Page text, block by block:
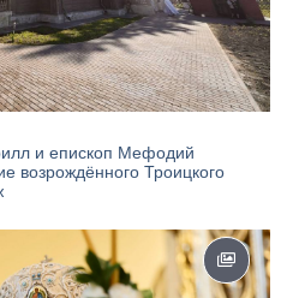
и епископ Мефодий
возрождённого Троицкого